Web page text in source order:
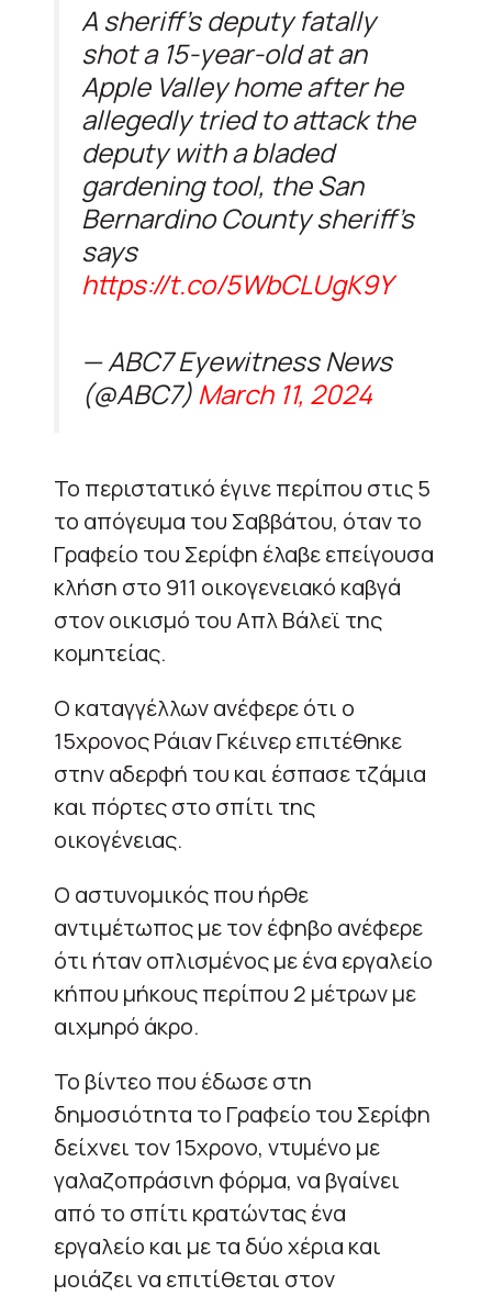
A sheriff's deputy fatally
shot a 15-year-old at an
Apple Valley home after he
allegedly tried to attack the
deputy with a bladed
gardening tool, the San
Bernardino County sheriff's
says
https://t.co/5WbCLUgK9Y
— ABC7 Eyewitness News
(@ABC7) March 11, 2024
Το περιστατικό έγινε περίπου στις 5
το απόγευμα του Σαββάτου, όταν το
Γραφείο του Σερίφη έλαβε επείγουσα
κλήση στο 911 οικογενειακό καβγά
στον οικισμό του Απλ Βάλεϊ της
κομητείας.
Ο καταγγέλλων ανέφερε ότι ο
15χρονος Ράιαν Γκέινερ επιτέθηκε
στην αδερφή του και έσπασε τζάμια
και πόρτες στο σπίτι της
οικογένειας.
Ο αστυνομικός που ήρθε
αντιμέτωπος με τον έφηβο ανέφερε
ότι ήταν οπλισμένος με ένα εργαλείο
κήπου μήκους περίπου 2 μέτρων με
αιχμηρό άκρο.
Το βίντεο που έδωσε στη
δημοσιότητα το Γραφείο του Σερίφη
δείχνει τον 15χρονο, ντυμένο με
γαλαζοπράσινη φόρμα, να βγαίνει
από το σπίτι κρατώντας ένα
εργαλείο και με τα δύο χέρια και
μοιάζει να επιτίθεται στον